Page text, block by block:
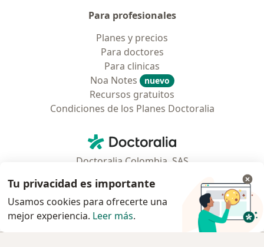
Para profesionales
Planes y precios
Para doctores
Para clinicas
Noa Notes
nuevo
Recursos gratuitos
Condiciones de los Planes Doctoralia
Doctoralia - Página de inicio
Doctoralia Colombia, SAS
Municipio: Bogotá D.C., Colombia
Tu privacidad es importante
Usamos cookies para ofrecerte una
mejor experiencia. Leer más.